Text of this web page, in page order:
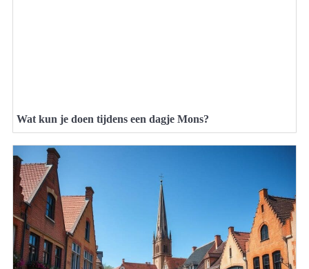
Wat kun je doen tijdens een dagje Mons?